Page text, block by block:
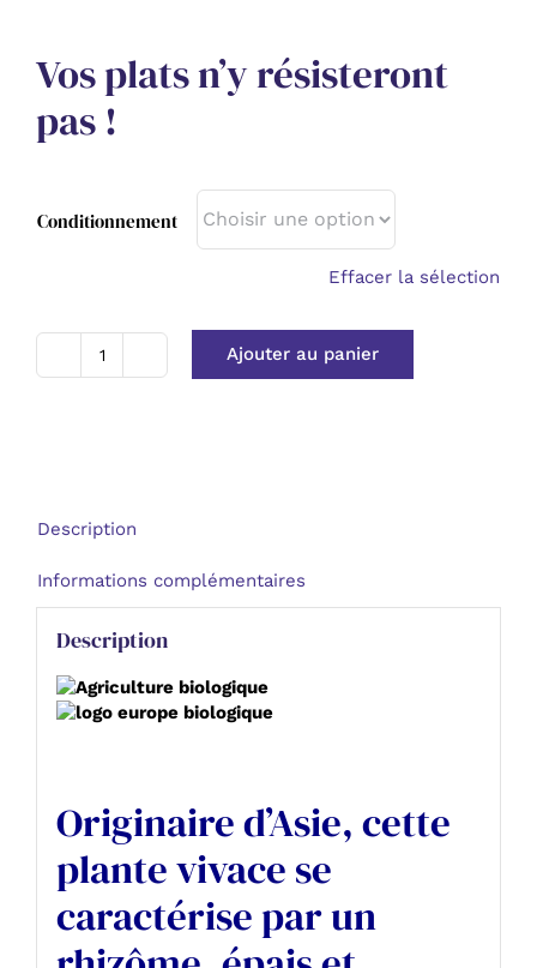
Vos plats n’y résisteront
pas !
Conditionnement
Effacer la sélection
quantité
Gi
Ajouter au panier
Description
Informations complémentaires
Description
Originaire d’Asie, cette
plante vivace se
caractérise par un